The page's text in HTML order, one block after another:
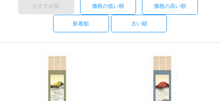
おすすめ順 価格の低い順 価格の高い順
新着順 古い順